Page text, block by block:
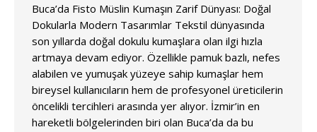
Buca’da Fisto Müslin Kumaşın Zarif Dünyası: Doğal
Dokularla Modern Tasarımlar Tekstil dünyasında
son yıllarda doğal dokulu kumaşlara olan ilgi hızla
artmaya devam ediyor. Özellikle pamuk bazlı, nefes
alabilen ve yumuşak yüzeye sahip kumaşlar hem
bireysel kullanıcıların hem de profesyonel üreticilerin
öncelikli tercihleri arasında yer alıyor. İzmir’in en
hareketli bölgelerinden biri olan Buca’da da bu